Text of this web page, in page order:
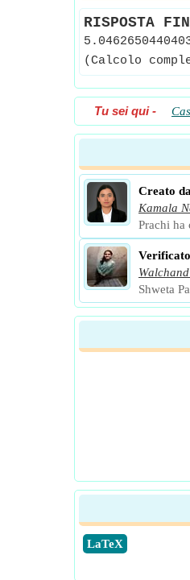
RISPOSTA
(Calcolo
Tu sei qui-
Creato da
Kamala
Prachi ha
Shweta
​LaTeX